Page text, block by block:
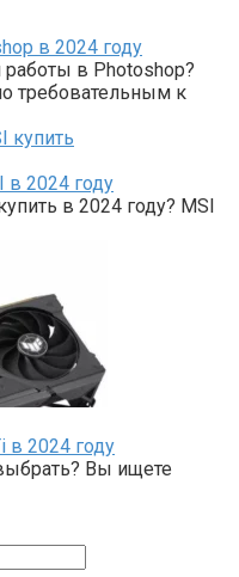
в 2024 году
в Photoshop?
требовательным к
2024 году
в 2024 году? MSI
в 2024 году
Вы ищете